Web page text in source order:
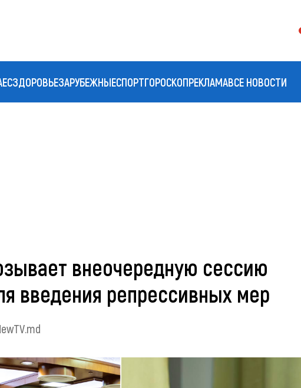
ЕСЗДОРОВЬЕЗАРУБЕЖНЫЕСПОРТГОРОСКОПРЕКЛАМАВСЕ НОВОСТИ
внеочередную сессию
введения репрессивных мер